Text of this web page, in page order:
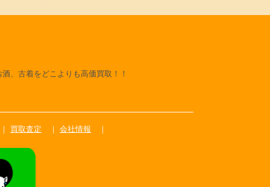
、古着をどこよりも高価買取！！
買取査定 会社情報